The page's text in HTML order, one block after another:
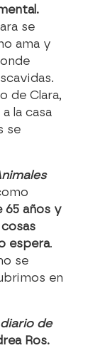
se
ama y
de Clara,
la casa
se
65 años y
espera.
se
en
diario de
Ros.